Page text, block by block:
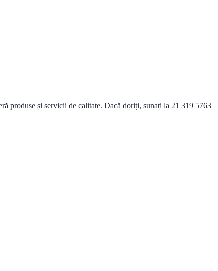
produse și servicii de calitate. Dacă doriți, sunați la 21 319 5763